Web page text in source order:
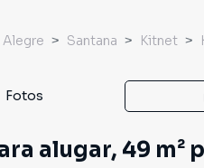
Santana Kitnet
Fotos
alugar, 49 m²